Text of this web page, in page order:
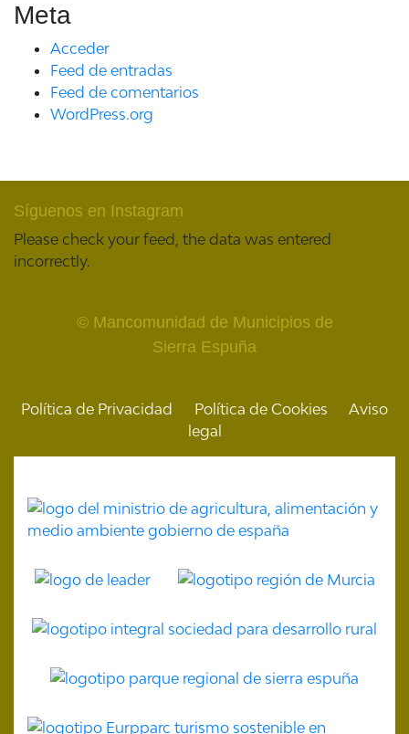
Meta
Acceder
Feed de entradas
Feed de comentarios
WordPress.org
Síguenos en Instagram
Please check your feed, the data was entered
incorrectly.
© Mancomunidad de Municipios de
Sierra Espuña
Política de Privacidad Política de Cookies
Aviso
legal